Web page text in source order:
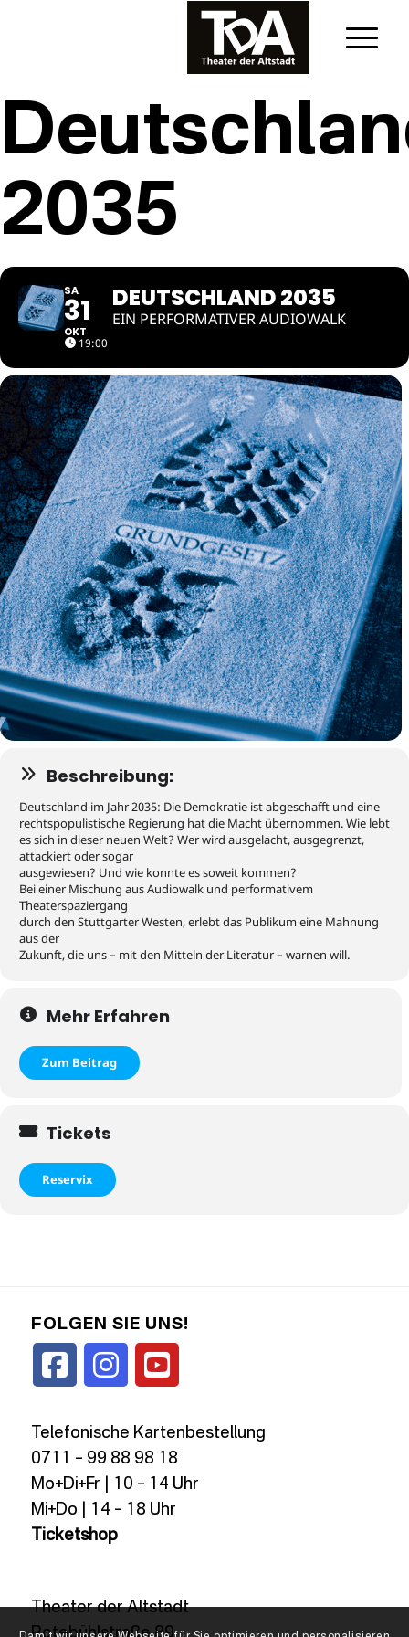
2035
SA
31
OKT
19:00
DEUTSCHLAND 2035
EIN PERFORMATIVER AUDIOWALK
Beschreibung:
Deutschland im Jahr 2035: Die Demokratie ist abgeschafft und eine
rechtspopulistische Regierung hat die Macht übernommen. Wie lebt
es sich in dieser neuen Welt? Wer wird ausgelacht, ausgegrenzt,
attackiert oder sogar
ausgewiesen? Und wie konnte es soweit kommen?
Bei einer Mischung aus Audiowalk und performativem
Theaterspaziergang
durch den Stuttgarter Westen, erlebt das Publikum eine Mahnung
aus der
Zukunft, die uns – mit den Mitteln der Literatur – warnen will.
Mehr Erfahren
Zum Beitrag
Tickets
Reservix
FOLGEN SIE UNS!
Telefonische Kartenbestellung
0711 – 99 88 98 18
Mo+Di+Fr | 10 – 14 Uhr
Mi+Do | 14 – 18 Uhr
Ticketshop
Theater der Altstadt
Rotebühlstraße 89